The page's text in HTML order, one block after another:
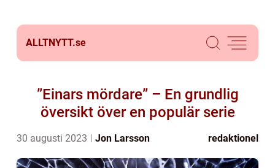
ALLTNYTT.se
”Einars mördare” – En grundlig
översikt över en populär serie
30 augusti 2023 Jon Larsson redaktionel